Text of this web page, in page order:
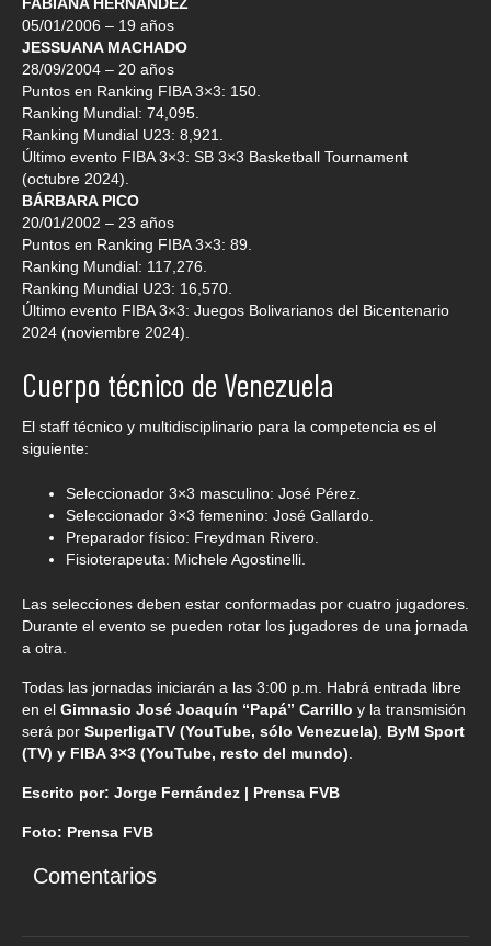
FABIANA HERNÁNDEZ
05/01/2006 – 19 años
JESSUANA MACHADO
28/09/2004 – 20 años
Puntos en Ranking FIBA 3×3: 150.
Ranking Mundial: 74,095.
Ranking Mundial U23: 8,921.
Último evento FIBA 3×3: SB 3×3 Basketball Tournament
(octubre 2024).
BÁRBARA PICO
20/01/2002 – 23 años
Puntos en Ranking FIBA 3×3: 89.
Ranking Mundial: 117,276.
Ranking Mundial U23: 16,570.
Último evento FIBA 3×3: Juegos Bolivarianos del Bicentenario
2024 (noviembre 2024).
Cuerpo técnico de Venezuela
El staff técnico y multidisciplinario para la competencia es el
siguiente:
Seleccionador 3×3 masculino: José Pérez.
Seleccionador 3×3 femenino: José Gallardo.
Preparador físico: Freydman Rivero.
Fisioterapeuta: Michele Agostinelli.
Las selecciones deben estar conformadas por cuatro jugadores.
Durante el evento se pueden rotar los jugadores de una jornada
a otra.
Todas las jornadas iniciarán a las 3:00 p.m. Habrá entrada libre
en el Gimnasio José Joaquín “Papá” Carrillo y la transmisión
será por SuperligaTV (YouTube, sólo Venezuela), ByM Sport
(TV) y FIBA 3×3 (YouTube, resto del mundo).
Escrito por: Jorge Fernández | Prensa FVB
Foto: Prensa FVB
Comentarios